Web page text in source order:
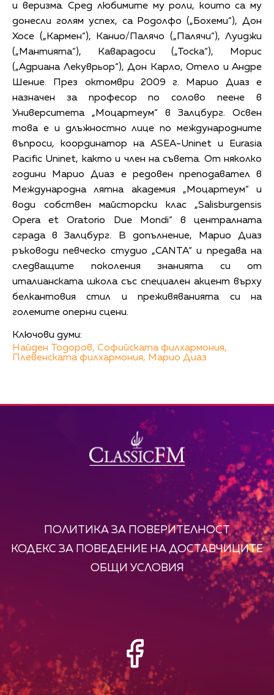
и веризма. Сред любимите му роли, които са му
донесли голям успех, са Родолфо („Бохеми“), Дон
Хосе („Кармен“), Канио/Палячо („Палячи“), Луиджи
(„Мантията“), Каварадоси („Тоска“), Морис
(„Адриана Лекуврьор“), Дон Карло, Отело и Андре
Шение. През октомври 2009 г. Марио Диаз е
назначен за професор по солово пеене в
Университета „Моцартеум“ в Залцбург. Освен
това е и длъжностно лице по международните
въпроси, координатор на ASEA-Uninet и Eurasia
Pacific Uninet, както и член на съвета. От няколко
години Марио Диаз е редовен преподавател в
Международна лятна академия „Моцартеум“ и
води собствен майсторски клас „Salisburgensis
Opera et Oratorio Due Mondi“ в централната
сграда в Залцбург. В допълнение, Марио Диаз
ръководи певческо студио „CANTA“ и предава на
следващите поколения знанията си от
италианската школа със специален акцент върху
белкантовия стил и преживяванията си на
големите оперни сцени.
Ключови думи:
Найден Тодоров, Софийската филхармония,
Плевенската филхармония, Марио Диаз
ПОЛИТИКА ЗА ПОВЕРИТЕЛНОСТ
КОДЕКС ЗА ПОВЕДЕНИЕ НА ДОСТАВЧИЦИТЕ
ОБЩИ УСЛОВИЯ